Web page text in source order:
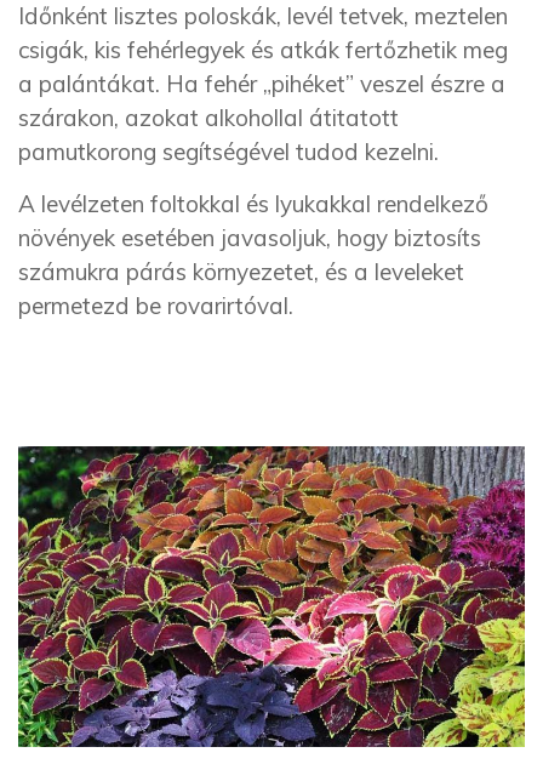
Időnként lisztes poloskák, levél tetvek, meztelen
csigák, kis fehérlegyek és atkák fertőzhetik meg
a palántákat. Ha fehér „pihéket” veszel észre a
szárakon, azokat alkohollal átitatott
pamutkorong segítségével tudod kezelni.
A levélzeten foltokkal és lyukakkal rendelkező
növények esetében javasoljuk, hogy biztosíts
számukra párás környezetet, és a leveleket
permetezd be rovarirtóval.